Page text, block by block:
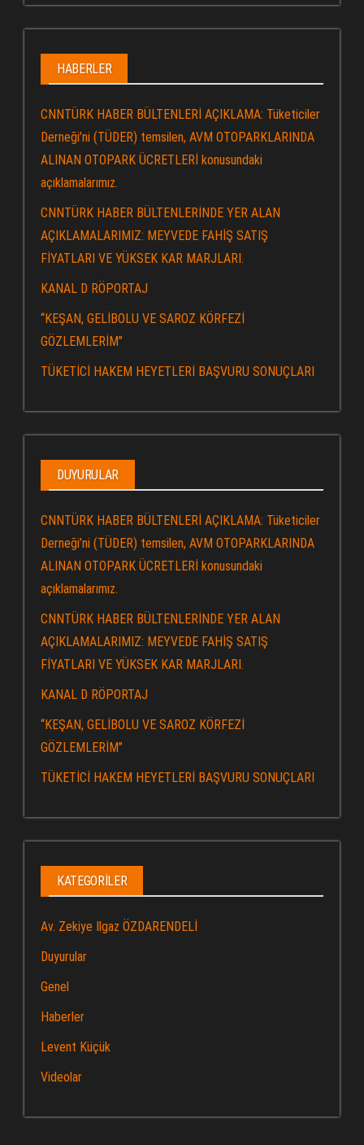
HABERLER
CNNTÜRK HABER BÜLTENLERİ AÇIKLAMA: Tüketiciler
Derneği’ni (TÜDER) temsilen, AVM OTOPARKLARINDA
ALINAN OTOPARK ÜCRETLERİ konusundaki
açıklamalarımız.
CNNTÜRK HABER BÜLTENLERİNDE YER ALAN
AÇIKLAMALARIMIZ: MEYVEDE FAHİŞ SATIŞ
FİYATLARI VE YÜKSEK KAR MARJLARI.
KANAL D RÖPORTAJ
“KEŞAN, GELİBOLU VE SAROZ KÖRFEZİ
GÖZLEMLERİM”
TÜKETİCİ HAKEM HEYETLERİ BAŞVURU SONUÇLARI
DUYURULAR
CNNTÜRK HABER BÜLTENLERİ AÇIKLAMA: Tüketiciler
Derneği’ni (TÜDER) temsilen, AVM OTOPARKLARINDA
ALINAN OTOPARK ÜCRETLERİ konusundaki
açıklamalarımız.
CNNTÜRK HABER BÜLTENLERİNDE YER ALAN
AÇIKLAMALARIMIZ: MEYVEDE FAHİŞ SATIŞ
FİYATLARI VE YÜKSEK KAR MARJLARI.
KANAL D RÖPORTAJ
“KEŞAN, GELİBOLU VE SAROZ KÖRFEZİ
GÖZLEMLERİM”
TÜKETİCİ HAKEM HEYETLERİ BAŞVURU SONUÇLARI
KATEGORILER
Av. Zekiye Ilgaz ÖZDARENDELİ
Duyurular
Genel
Haberler
Levent Küçük
Videolar